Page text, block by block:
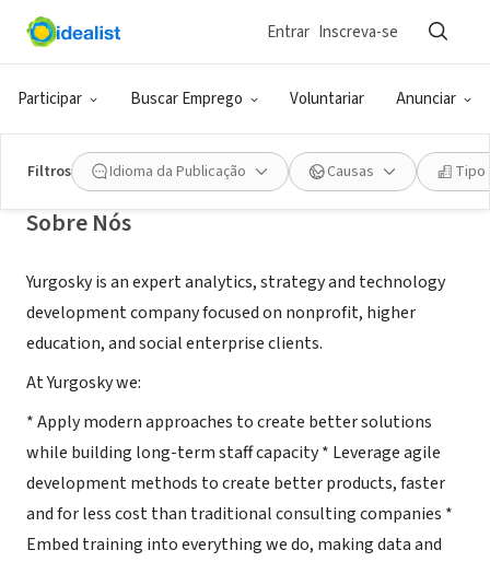
Participar Buscar Emprego Voluntariar Anunciar
Entrar Inscreva-se
Filtros Idioma da Publicação Causas Tipo
CONSULTORIA (PRESTADOR DE SERVIÇO)
Yurgosky
Sobre Nós
Yurgosky is an expert analytics, strategy and technology
development company focused on nonprofit, higher
education, and social enterprise clients.
At Yurgosky we:
* Apply modern approaches to create better solutions
while building long-term staff capacity * Leverage agile
development methods to create better products, faster
and for less cost than traditional consulting companies *
Embed training into everything we do, making data and